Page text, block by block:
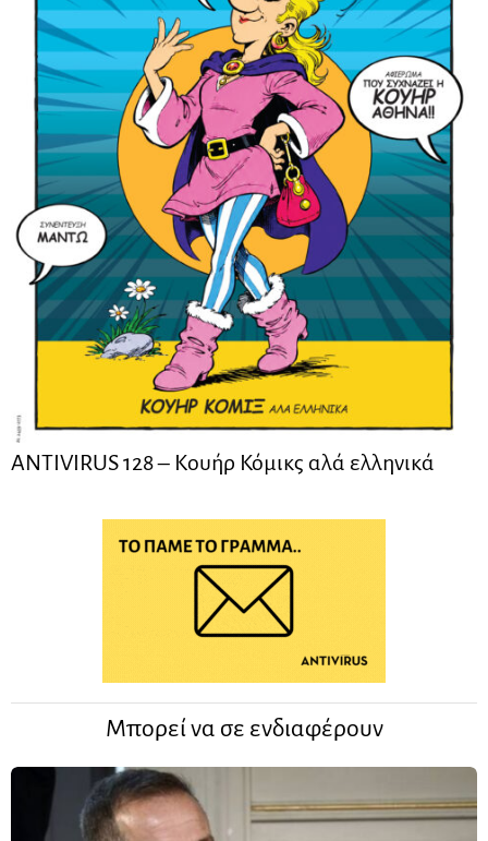
ANTIVIRUS 128 – Kουήρ Κόμικς αλά ελληνικά
Μπορεί να σε ενδιαφέρουν